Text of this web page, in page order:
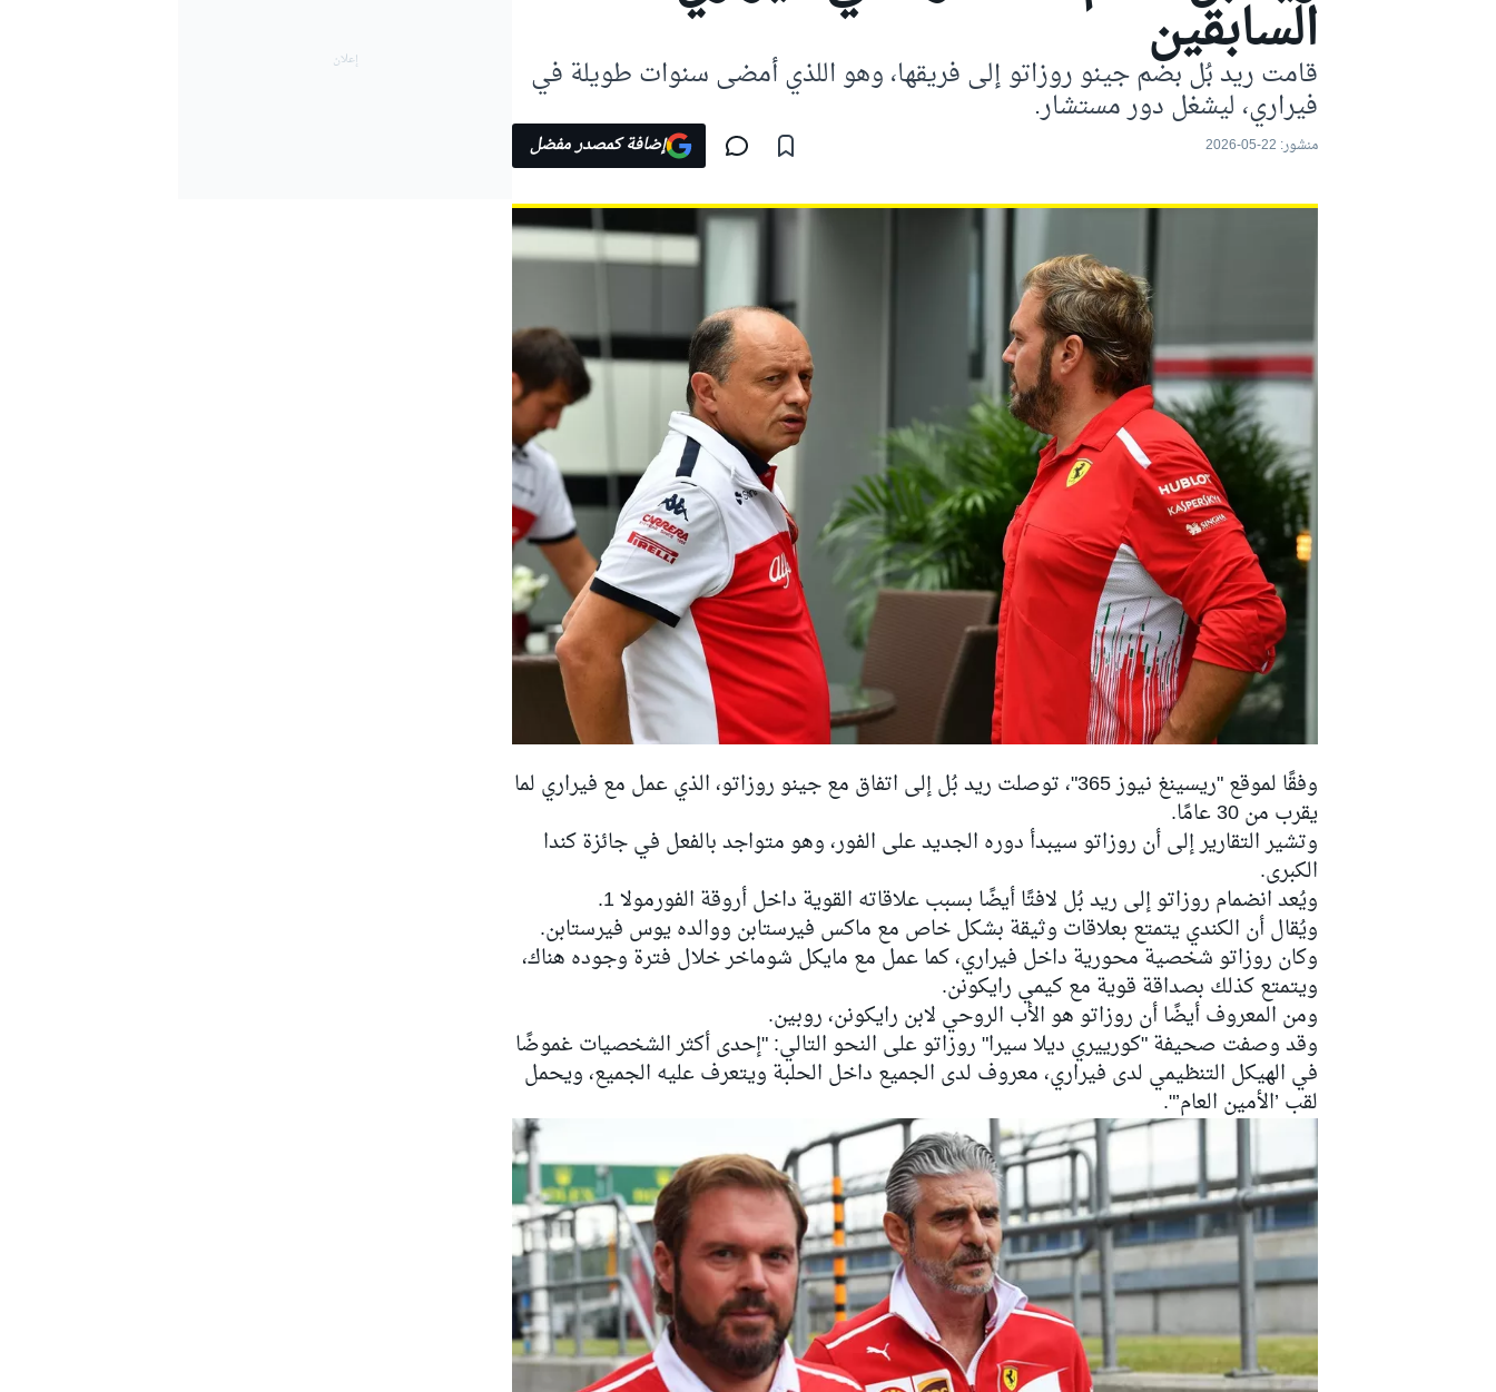
موتو جي بي
فورمولا إي
دبليو آر سي
سباقات التحمّل
السابقين
قامت ريد بُل بضم جينو روزاتو إلى فريقها، وهو اللذي أمضى سنوات طويلة في
فيراري، ليشغل دور مستشار.
منشور: 22-05-2026 إضافة كمصدر مفضل
وفقًا لموقع "ريسينغ نيوز 365"، توصلت ريد بُل إلى اتفاق مع جينو روزاتو، الذي عمل مع فيراري لما
يقرب من 30 عامًا.
وتشير التقارير إلى أن روزاتو سيبدأ دوره الجديد على الفور، وهو متواجد بالفعل في جائزة كندا
الكبرى.
ويُعد انضمام روزاتو إلى ريد بُل لافتًا أيضًا بسبب علاقاته القوية داخل أروقة الفورمولا 1.
ويُقال أن الكندي يتمتع بعلاقات وثيقة بشكل خاص مع ماكس فيرستابن ووالدهيوس فيرستابن.
وكان روزاتو شخصية محورية داخل فيراري، كما عمل مع مايكل شوماخرخلال فترة وجوده هناك،
ويتمتع كذلك بصداقة قوية معكيمي رايكونن.
ومن المعروف أيضًا أن روزاتو هو الأب الروحي لابن رايكونن، روبين.
وقد وصفت صحيفة "كورييري ديلا سيرا" روزاتو على النحو التالي: "إحدى أكثر الشخصيات غموضًا
في الهيكل التنظيمي لدى فيراري، معروف لدى الجميع داخل الحلبة ويتعرف عليه الجميع، ويحمل
لقب ’الأمين العام’".